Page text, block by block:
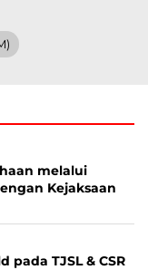
melalui
Kejaksaan
pada TJSL & CSR